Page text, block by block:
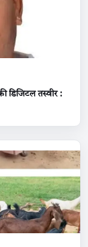
डिजिटल तस्वीर :